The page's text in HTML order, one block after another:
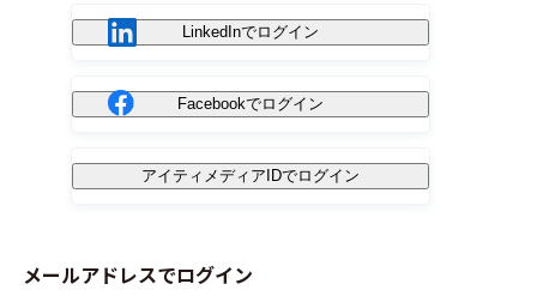
LinkedInでログイン
Facebookでログイン
アイティメディアIDでログイン
メールアドレスでログイン